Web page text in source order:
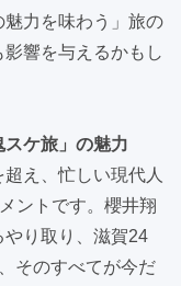
魅力を味わう」旅の
響を与えるかもし
ケ旅」の魅力
超え、忙しい現代人
ントです。櫻井翔
やり取り、滋賀24
そのすべてが今だ